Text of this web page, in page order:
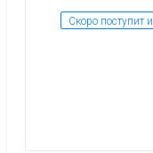
Скоро поступит